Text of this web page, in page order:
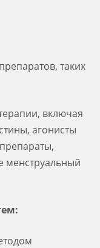
таких
включая
агонисты
менструальный